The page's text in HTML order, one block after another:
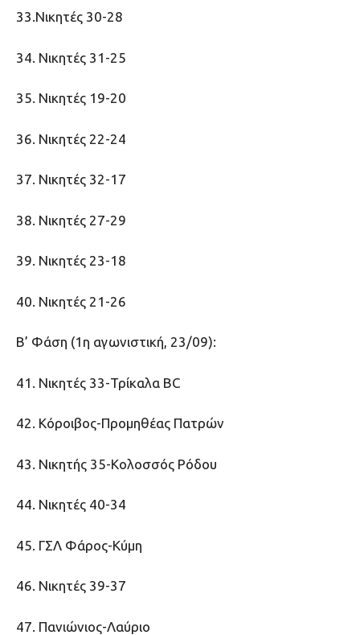
33.Νικητές 30-28
34. Νικητές 31-25
35. Νικητές 19-20
36. Νικητές 22-24
37. Νικητές 32-17
38. Νικητές 27-29
39. Νικητές 23-18
40. Νικητές 21-26
Β’ Φάση (1η αγωνιστική, 23/09):
41. Νικητές 33-Τρίκαλα BC
42. Κόροιβος-Προμηθέας Πατρών
43. Νικητής 35-Κολοσσός Ρόδου
44. Νικητές 40-34
45. ΓΣΛ Φάρος-Κύμη
46. Νικητές 39-37
47. Πανιώνιος-Λαύριο